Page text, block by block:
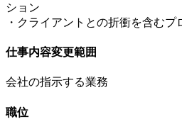
ション
・クライアントとの折衝を含む
仕事内容変更範囲
会社の指示する業務
職位